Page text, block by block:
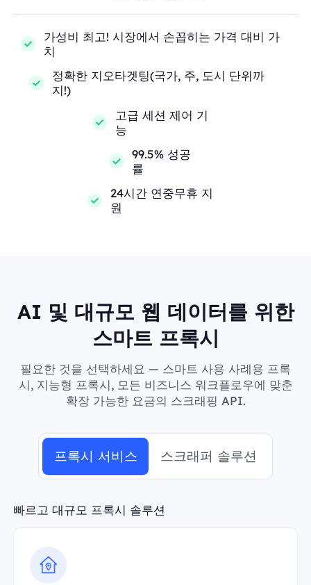
가성비 최고! 시장에서 손꼽히는 가격 대비 가
치
정확한 지오타겟팅(국가, 주, 도시 단위까
지!)
고급 세션 제어 기
능
99.5% 성공
률
24시간 연중무휴 지
원
AI 및 대규모 웹 데이터를 위한
스마트 프록시
필요한 것을 선택하세요 — 스마트 사용 사례용 프록
시, 지능형 프록시, 모든 비즈니스 워크플로우에 맞춘
확장 가능한 요금의 스크래핑 API.
프록시 서비스 스크래퍼 솔루션
빠르고 대규모 프록시 솔루션